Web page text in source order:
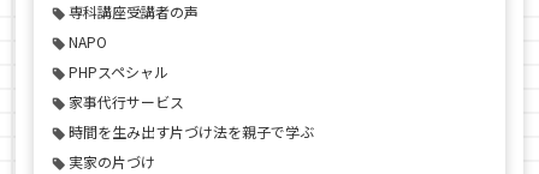
専科講座受講者の声
NAPO
PHPスペシャル
家事代行サービス
時間を生み出す片づけ法を親子で学ぶ
実家の片づけ